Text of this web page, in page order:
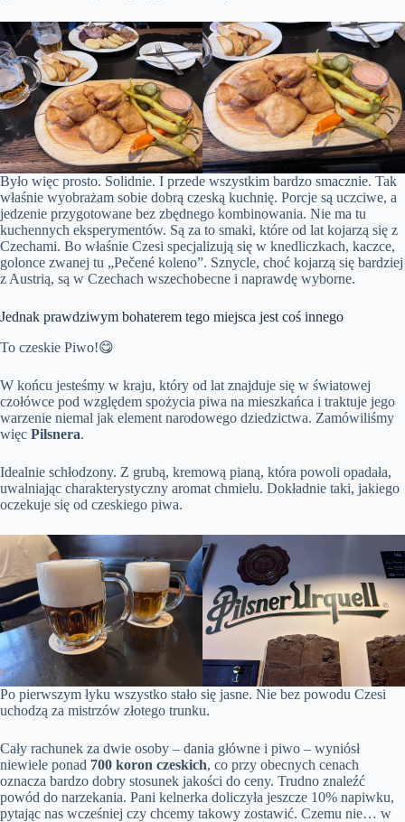
Było więc prosto. Solidnie. I przede wszystkim bardzo smacznie. Tak
właśnie wyobrażam sobie dobrą czeską kuchnię. Porcje są uczciwe, a
jedzenie przygotowane bez zbędnego kombinowania. Nie ma tu
kuchennych eksperymentów. Są za to smaki, które od lat kojarzą się z
Czechami. Bo właśnie Czesi specjalizują się w knedliczkach, kaczce,
golonce zwanej tu „Pečené koleno”. Sznycle, choć kojarzą się bardziej
z Austrią, są w Czechach wszechobecne i naprawdę wyborne.
Jednak prawdziwym bohaterem tego miejsca jest coś innego
To czeskie Piwo!😋
W końcu jesteśmy w kraju, który od lat znajduje się w światowej
czołówce pod względem spożycia piwa na mieszkańca i traktuje jego
warzenie niemal jak element narodowego dziedzictwa. Zamówiliśmy
więc Pilsnera.
Idealnie schłodzony. Z grubą, kremową pianą, która powoli opadała,
uwalniając charakterystyczny aromat chmielu. Dokładnie taki, jakiego
oczekuje się od czeskiego piwa.
Po pierwszym łyku wszystko stało się jasne. Nie bez powodu Czesi
uchodzą za mistrzów złotego trunku.
Cały rachunek za dwie osoby – dania główne i piwo – wyniósł
niewiele ponad 700 koron czeskich, co przy obecnych cenach
oznacza bardzo dobry stosunek jakości do ceny. Trudno znaleźć
powód do narzekania. Pani kelnerka doliczyła jeszcze 10% napiwku,
pytając nas wcześniej czy chcemy takowy zostawić. Czemu nie… w